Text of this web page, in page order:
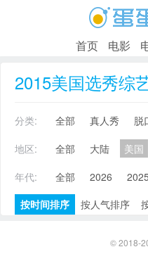
首页 电影
2015美国选秀综
分类: 全部 真人秀 脱
地区:
全部 大陆 美国
年代:
全部 2026 2025
按时间排序
按人气排序
© 2018-